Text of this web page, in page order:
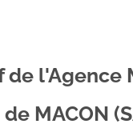
de l'Agence
MACON